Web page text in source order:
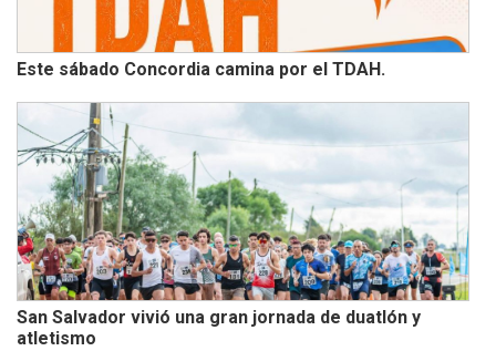
Este sábado Concordia camina por el TDAH.
San Salvador vivió una gran jornada de duatlón y
atletismo